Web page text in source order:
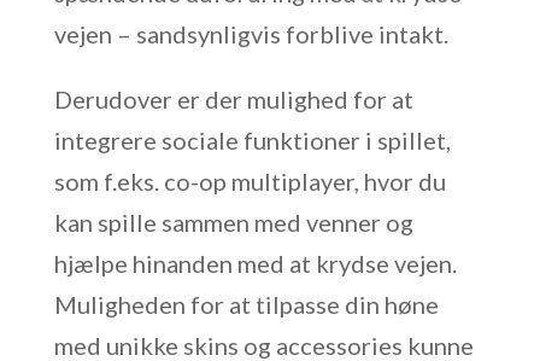
vejen – sandsynligvis forblive intakt.
Derudover er der mulighed for at
integrere sociale funktioner i spillet,
som f.eks. co-op multiplayer, hvor du
kan spille sammen med venner og
hjælpe hinanden med at krydse vejen.
Muligheden for at tilpasse din høne
med unikke skins og accessories kunne